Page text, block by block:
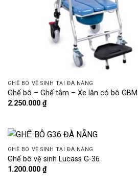
GHẾ BÔ VỆ SINH TẠI ĐÀ NẴNG
Ghế bô – Ghế tắm – Xe lăn có bô
2.250.000 ₫
GHẾ BÔ VỆ SINH TẠI ĐÀ NẴNG
Ghế bô vệ sinh Lucass G-36
1.200.000 ₫